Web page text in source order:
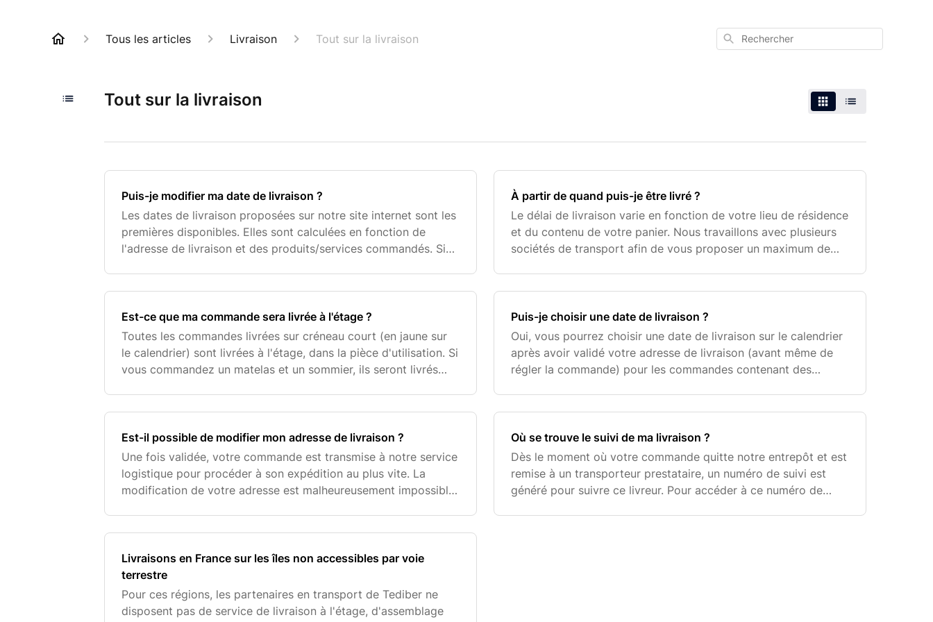
Tous les articles Livraison Tout sur la livraison Rechercher
Tout sur la livraison
Puis-je modifier ma date de livraison ?
Les dates de livraison proposées sur notre site internet sont les
premières disponibles. Elles sont calculées en fonction de
l'adresse de livraison et des produits/services commandés. Si
À partir de quand puis-je être livré ?
Le délai de livraison varie en fonction de votre lieu de résidence
et du contenu de votre panier. Nous travaillons avec plusieurs
sociétés de transport afin de vous proposer un maximum de
Est-ce que ma commande sera livrée à l'étage ?
Toutes les commandes livrées sur créneau court (en jaune sur
le calendrier) sont livrées à l'étage, dans la pièce d'utilisation. Si
vous commandez un matelas et un sommier, ils seront livrés
Puis-je choisir une date de livraison ?
Oui, vous pourrez choisir une date de livraison sur le calendrier
après avoir validé votre adresse de livraison (avant même de
régler la commande) pour les commandes contenant des
Est-il possible de modifier mon adresse de livraison ?
Une fois validée, votre commande est transmise à notre service
logistique pour procéder à son expédition au plus vite. La
modification de votre adresse est malheureusement impossible.
Où se trouve le suivi de ma livraison ?
Dès le moment où votre commande quitte notre entrepôt et est
remise à un transporteur prestataire, un numéro de suivi est
généré pour suivre ce livreur. Pour accéder à ce numéro de
Livraisons en France sur les îles non accessibles par voie
terrestre
Pour ces régions, les partenaires en transport de Tediber ne
disposent pas de service de livraison à l'étage, d'assemblage